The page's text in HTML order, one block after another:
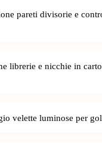
pareti divisorie e
librerie e nicchie in
velette luminose per